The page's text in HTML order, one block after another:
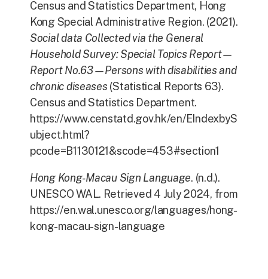
Census and Statistics Department, Hong
Kong Special Administrative Region. (2021).
Social data Collected via the General
Household Survey: Special Topics Report—
Report No.63—Persons with disabilities and
chronic diseases (Statistical Reports 63).
Census and Statistics Department.
https://www.censtatd.gov.hk/en/EIndexbyS
ubject.html?
pcode=B1130121&scode=453#section1
Hong Kong-Macau Sign Language. (n.d.).
UNESCO WAL. Retrieved 4 July 2024, from
https://en.wal.unesco.org/languages/hong-
kong-macau-sign-language